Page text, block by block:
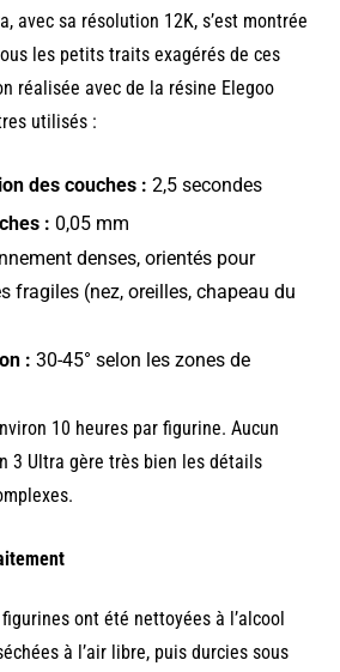
avec sa résolution 12K, s’est montrée
les petits traits exagérés de ces
réalisée avec de la résine Elegoo
utilisés :
des couches : 2,5 secondes
: 0,05 mm
denses, orientés pour
fragiles (nez, oreilles, chapeau du
: 30-45° selon les zones de
10 heures par figurine. Aucun
3 Ultra gère très bien les détails
ont été nettoyées à l’alcool
à l’air libre, puis durcies sous